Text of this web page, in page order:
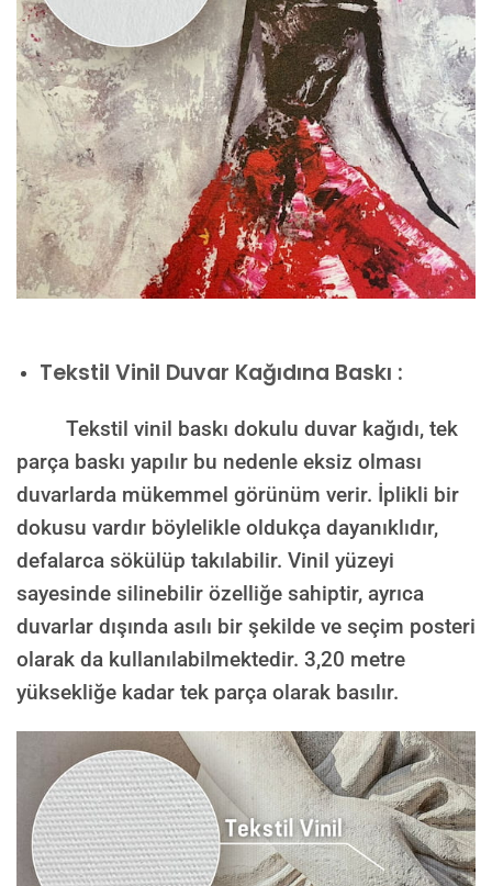
Tekstil Vinil Duvar Kağıdına Baskı :
Tekstil vinil baskı dokulu duvar kağıdı, tek
parça baskı yapılır bu nedenle eksiz olması
duvarlarda mükemmel görünüm verir. İplikli bir
dokusu vardır böylelikle oldukça dayanıklıdır,
defalarca sökülüp takılabilir. Vinil yüzeyi
sayesinde silinebilir özelliğe sahiptir, ayrıca
duvarlar dışında asılı bir şekilde ve seçim posteri
olarak da kullanılabilmektedir. 3,20 metre
yüksekliğe kadar tek parça olarak basılır.